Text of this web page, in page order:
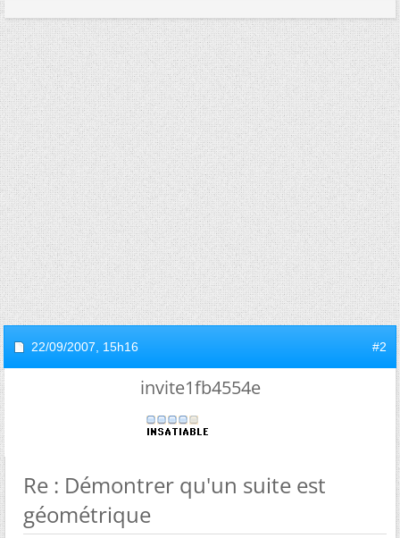
22/09/2007, 15h16 #2
invite1fb4554e
Re : Démontrer qu'un suite est
géométrique